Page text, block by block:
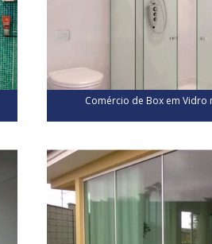
Comércio de Box em Vidro